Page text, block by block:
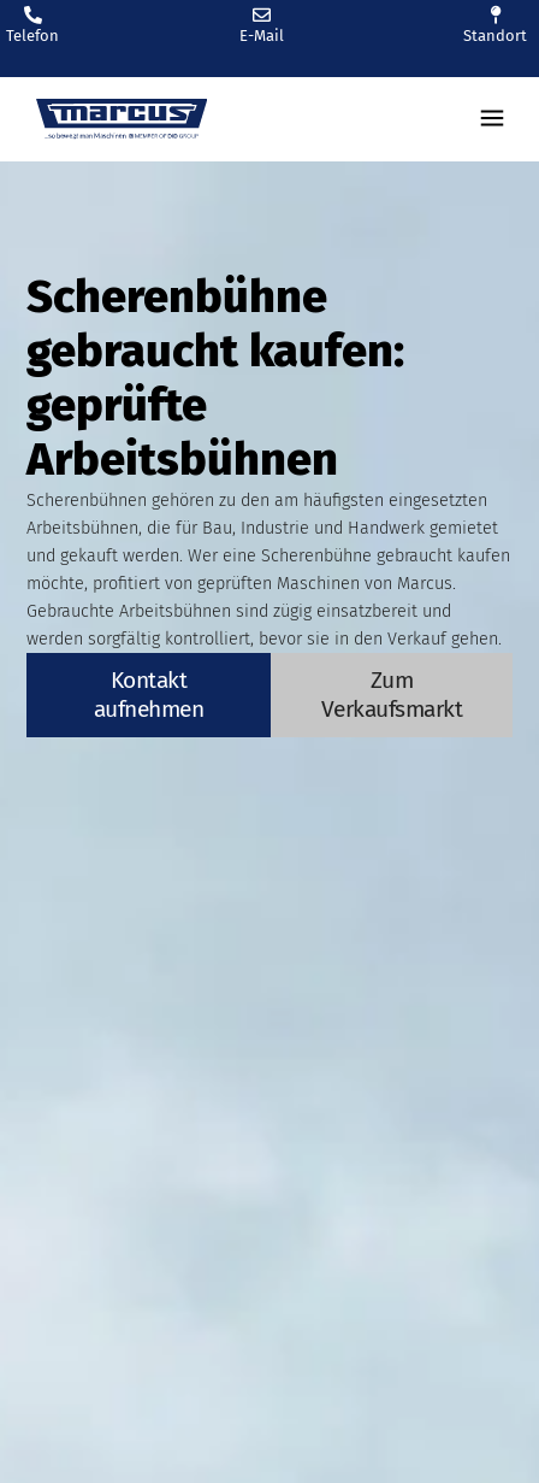
Telefon E-Mail Standort
Scherenbühne
gebraucht kaufen:
geprüfte
Arbeitsbühnen
Scherenbühnen gehören zu den am häufigsten eingesetzten
Arbeitsbühnen, die für Bau, Industrie und Handwerk gemietet
und gekauft werden. Wer eine Scherenbühne gebraucht kaufen
möchte, profitiert von geprüften Maschinen von Marcus.
Gebrauchte Arbeitsbühnen sind zügig einsatzbereit und
werden sorgfältig kontrolliert, bevor sie in den Verkauf gehen.
Kontakt
aufnehmen
Zum
Verkaufsmarkt